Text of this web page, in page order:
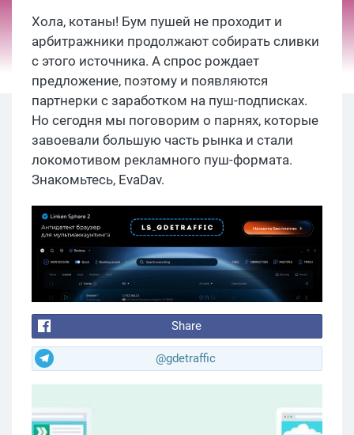
Хола, котаны! Бум пушей не проходит и
арбитражники продолжают собирать сливки
с этого источника. А спрос рождает
предложение, поэтому и появляются
партнерки с заработком на пуш-подписках.
Но сегодня мы поговорим о парнях, которые
завоевали большую часть рынка и стали
локомотивом рекламного пуш-формата.
Знакомьтесь, EvaDav.
Share
@gdetraffic